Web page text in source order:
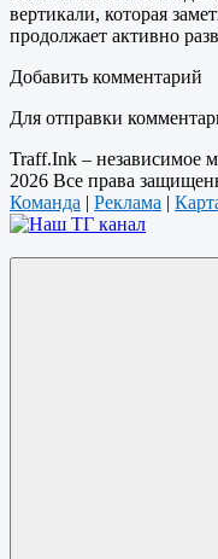
вертикали, которая
продолжает активно
Добавить комментарий
Для отправки
Traff.Ink – независимое
2026 Все права
Команда | Реклама |